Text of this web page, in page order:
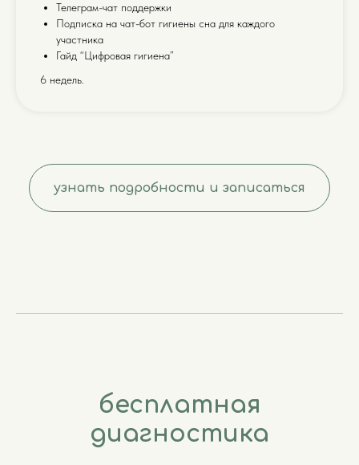
Телеграм-чат поддержки
Подписка на чат-бот гигиены сна для каждого
участника
Гайд “Цифровая гигиена”
6 недель.
узнать подробности и записаться
бесплатная
диагностика